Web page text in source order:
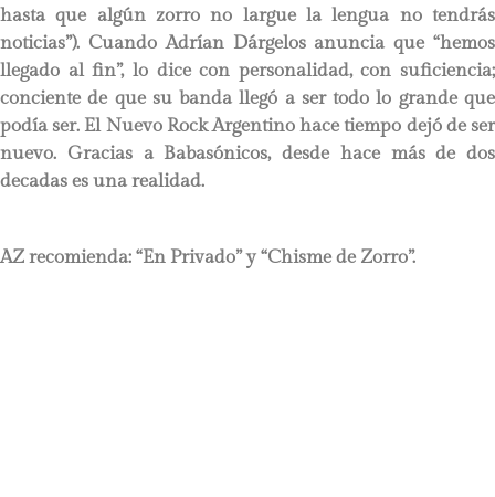
hasta que algún zorro no largue la lengua no tendrás
noticias”). Cuando Adrían Dárgelos anuncia que “hemos
llegado al fin”, lo dice con personalidad, con suficiencia;
conciente de que su banda llegó a ser todo lo grande que
podía ser. El Nuevo Rock Argentino hace tiempo dejó de ser
nuevo. Gracias a Babasónicos, desde hace más de dos
decadas es una realidad.
AZ recomienda: “En Privado” y “Chisme de Zorro”.